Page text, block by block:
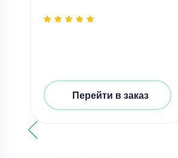
Перейти в заказ